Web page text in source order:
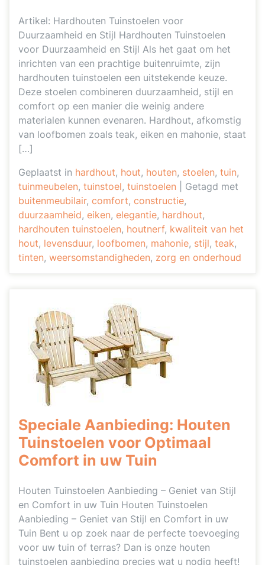
Artikel: Hardhouten Tuinstoelen voor
Duurzaamheid en Stijl Hardhouten Tuinstoelen
voor Duurzaamheid en Stijl Als het gaat om het
inrichten van een prachtige buitenruimte, zijn
hardhouten tuinstoelen een uitstekende keuze.
Deze stoelen combineren duurzaamheid, stijl en
comfort op een manier die weinig andere
materialen kunnen evenaren. Hardhout, afkomstig
van loofbomen zoals teak, eiken en mahonie, staat
[…]
Geplaatst in hardhout, hout, houten, stoelen, tuin,
tuinmeubelen, tuinstoel, tuinstoelen
Getagd met
buitenmeubilair, comfort, constructie,
duurzaamheid, eiken, elegantie, hardhout,
hardhouten tuinstoelen, houtnerf, kwaliteit van het
hout, levensduur, loofbomen, mahonie, stijl, teak,
tinten, weersomstandigheden, zorg en onderhoud
Speciale Aanbieding: Houten
Tuinstoelen voor Optimaal
Comfort in uw Tuin
Houten Tuinstoelen Aanbieding – Geniet van Stijl
en Comfort in uw Tuin Houten Tuinstoelen
Aanbieding – Geniet van Stijl en Comfort in uw
Tuin Bent u op zoek naar de perfecte toevoeging
voor uw tuin of terras? Dan is onze houten
tuinstoelen aanbieding precies wat u nodig heeft!